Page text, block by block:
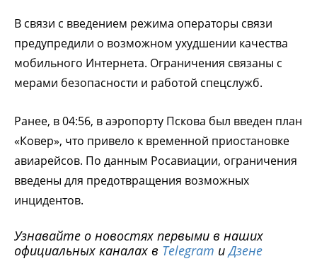
В связи с введением режима операторы связи
предупредили о возможном ухудшении качества
мобильного Интернета. Ограничения связаны с
мерами безопасности и работой спецслужб.
Ранее, в 04:56, в аэропорту Пскова был введен план
«Ковер», что привело к временной приостановке
авиарейсов. По данным Росавиации, ограничения
введены для предотвращения возможных
инцидентов.
Узнавайте о новостях первыми в наших
официальных каналах в Telegram иДзене